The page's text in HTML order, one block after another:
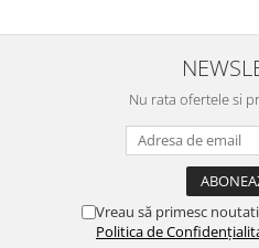
Nu rata ofertele si
Vreau să primesc
Politica de